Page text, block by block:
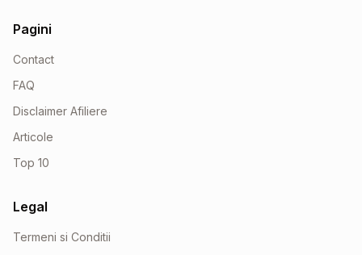
Pagini
Contact
FAQ
Disclaimer Afiliere
Articole
Top 10
Legal
Termeni si Conditii